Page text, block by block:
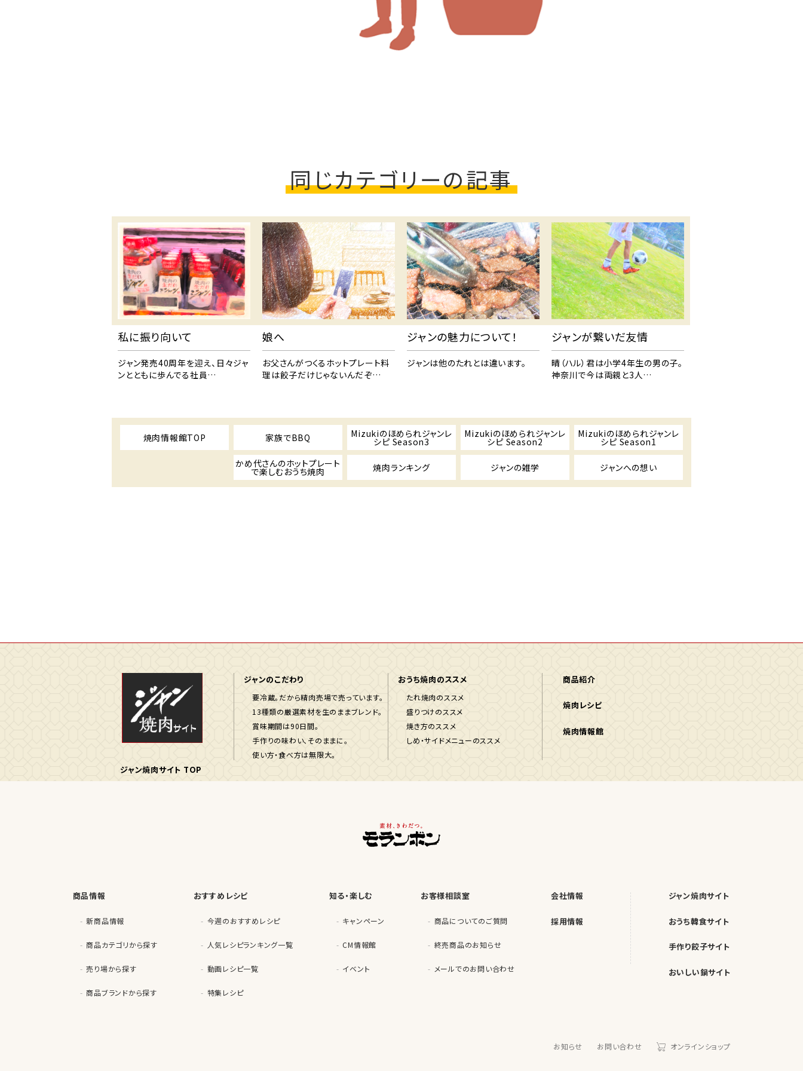
同じカテゴリーの記事
私に振り向いて
ジャン発売40周年を迎え、日々ジャ
ンとともに歩んでる社員…
娘へ
お父さんがつくるホットプレート料
理は餃子だけじゃないんだぞ…
ジャンの魅力について！
ジャンは他のたれとは違います。
ジャンが繋いだ友情
晴（ハル）君は小学4年生の男の子。
神奈川で今は両親と3人…
焼肉情報館TOP 家族でBBQ Mizukiのほめられジャンレ
シピ Season3
Mizukiのほめられジャンレ
シピ Season2
Mizukiのほめられジャンレ
シピ Season1
かめ代さんのホットプレート
で楽しむおうち焼肉 焼肉ランキング ジャンの雑学 ジャンへの想い
ジャン焼肉サイト TOP
ジャンのこだわり
要冷蔵。だから精肉売場で売っています。
13種類の厳選素材を生のままブレンド。
賞味期間は90日間。
手作りの味わい、そのままに。
使い方・食べ方は無限大。
おうち焼肉のススメ
たれ焼肉のススメ
盛りつけのススメ
焼き方のススメ
しめ・サイドメニューのススメ
商品紹介
焼肉レシピ
焼肉情報館
商品情報
新商品情報
商品カテゴリから探す
売り場から探す
商品ブランドから探す
おすすめレシピ
今週のおすすめレシピ
人気レシピランキング一覧
動画レシピ一覧
特集レシピ
知る・楽しむ
キャンペーン
CM情報館
イベント
お客様相談室
商品についてのご質問
終売商品のお知らせ
メールでのお問い合わせ
会社情報
採用情報
ジャン焼肉サイト
おうち韓食サイト
手作り餃子サイト
おいしい鍋サイト
お知らせ お問い合わせ オンラインショップ